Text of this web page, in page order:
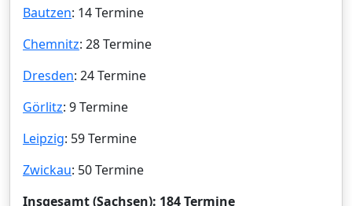
Bautzen: 14 Termine
Chemnitz: 28 Termine
Dresden: 24 Termine
Görlitz: 9 Termine
Leipzig: 59 Termine
Zwickau: 50 Termine
Insgesamt (Sachsen): 184 Termine